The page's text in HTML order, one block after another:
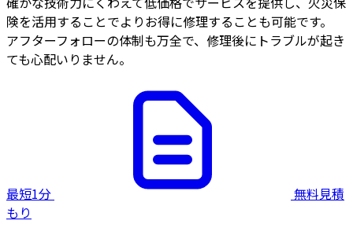
険を活用することでよりお得に修理することも可能です。
アフターフォローの体制も万全で、修理後にトラブルが起き
ても心配いりません。
最短1分
無料見積
もり